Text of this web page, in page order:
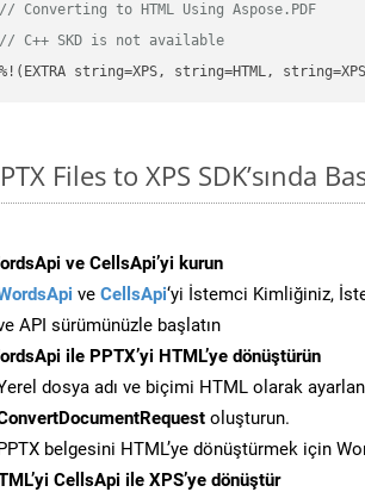
// Converting to HTML Using Aspose.PDF
// C++ SKD is not available
%!(EXTRA string=XPS, string=HTML,
Files to XPS SDK’sında
ve CellsApi’yi kurun
ve CellsApi‘yi İstemci Kimliğiniz,
API sürümünüzle başlatın
ile PPTX’yi HTML’ye dönüştürün
dosya adı ve biçimi HTML olarak
oluşturun.
belgesini HTML’ye dönüştürmek için
CellsApi ile XPS’ye dönüştür